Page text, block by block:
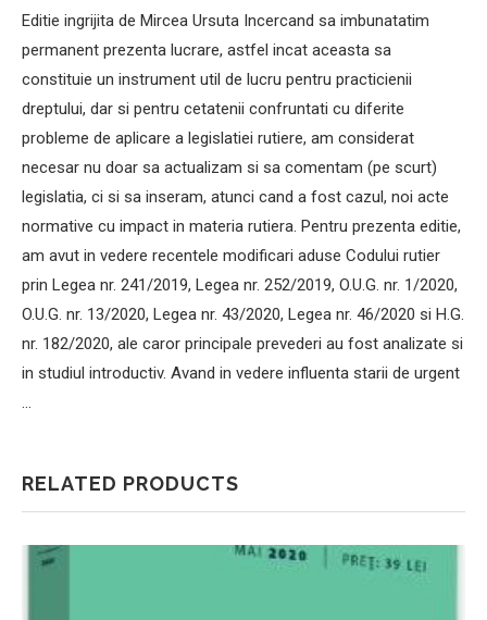
Editie ingrijita de Mircea Ursuta Incercand sa imbunatatim
permanent prezenta lucrare, astfel incat aceasta sa
constituie un instrument util de lucru pentru practicienii
dreptului, dar si pentru cetatenii confruntati cu diferite
probleme de aplicare a legislatiei rutiere, am considerat
necesar nu doar sa actualizam si sa comentam (pe scurt)
legislatia, ci si sa inseram, atunci cand a fost cazul, noi acte
normative cu impact in materia rutiera. Pentru prezenta editie,
am avut in vedere recentele modificari aduse Codului rutier
prin Legea nr. 241/2019, Legea nr. 252/2019, O.U.G. nr. 1/2020,
O.U.G. nr. 13/2020, Legea nr. 43/2020, Legea nr. 46/2020 si H.G.
nr. 182/2020, ale caror principale prevederi au fost analizate si
in studiul introductiv. Avand in vedere influenta starii de urgent
…
RELATED PRODUCTS